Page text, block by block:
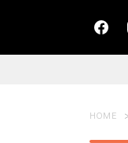
HOME